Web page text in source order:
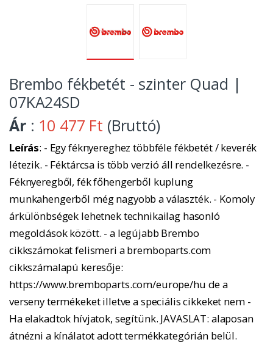
Brembo fékbetét - szinter Quad |
07KA24SD
Ár : 10 477 Ft (Bruttó)
Leírás: - Egy féknyereghez többféle fékbetét / keverék
létezik. - Féktárcsa is több verzió áll rendelkezésre. -
Féknyeregből, fék főhengerből kuplung
munkahengerből még nagyobb a választék. - Komoly
árkülönbségek lehetnek technikailag hasonló
megoldások között. - a legújabb Brembo
cikkszámokat felismeri a bremboparts.com
cikkszámalapú keresője:
https://www.bremboparts.com/europe/hu de a
verseny termékeket illetve a speciális cikkeket nem -
Ha elakadtok hívjatok, segítünk. JAVASLAT: alaposan
átnézni a kínálatot adott termékkategórián belül.